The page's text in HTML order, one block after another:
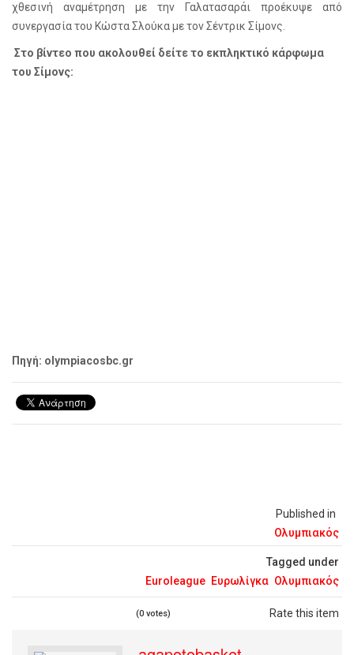
Published in
Ολυμπιακός
Tagged under
Euroleague Ευρωλίγκα Ολυμπιακός
Rate this item
(0 votes)
χθεσινή αναμέτρηση με την Γαλατασαράι προέκυψε από
συνεργασία του Κώστα Σλούκα με τον Σέντρικ Σίμονς.
Στο βίντεο που ακολουθεί δείτε το εκπληκτικό κάρφωμα
του Σίμονς:
Πηγή: olympiacosbc.gr